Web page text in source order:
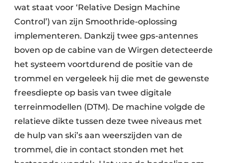
wat staat voor ‘Relative Design Machine
Control’) van zijn Smoothride-oplossing
implementeren. Dankzij twee gps-antennes
boven op de cabine van de Wirgen detecteerde
het systeem voortdurend de positie van de
trommel en vergeleek hij die met de gewenste
freesdiepte op basis van twee digitale
terreinmodellen (DTM). De machine volgde de
relatieve dikte tussen deze twee niveaus met
de hulp van ski’s aan weerszijden van de
trommel, die in contact stonden met het